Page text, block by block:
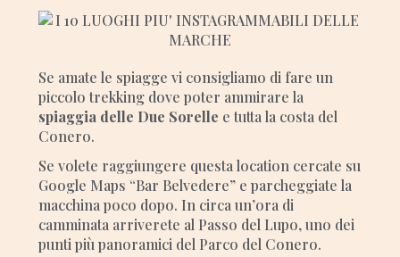
Se amate le spiagge vi consigliamo di fare un
piccolo trekking dove poter ammirare la
spiaggia delle Due Sorelle e tutta la costa del
Conero.
Se volete raggiungere questa location cercate su
Google Maps “Bar Belvedere” e parcheggiate la
macchina poco dopo. In circa un’ora di
camminata arriverete al Passo del Lupo, uno dei
punti più panoramici del Parco del Conero.